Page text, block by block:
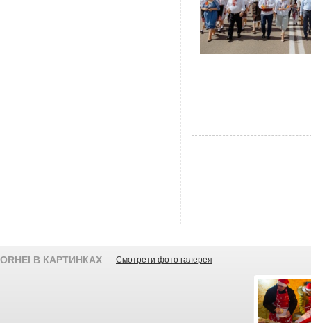
ORHEI В КАРТИНКАХ Смотрети фото галерея